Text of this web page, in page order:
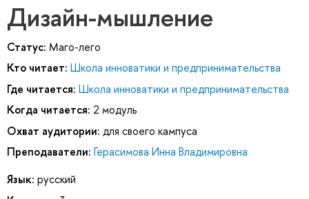
Дизайн-мышление
Статус: Маго-лего
Кто читает: Школа инноватики и предпринимательства
Где читается: Школа инноватики и предпринимательства
Когда читается: 2 модуль
Охват аудитории: для своего кампуса
Преподаватели: Герасимова Инна Владимировна
Язык: русский